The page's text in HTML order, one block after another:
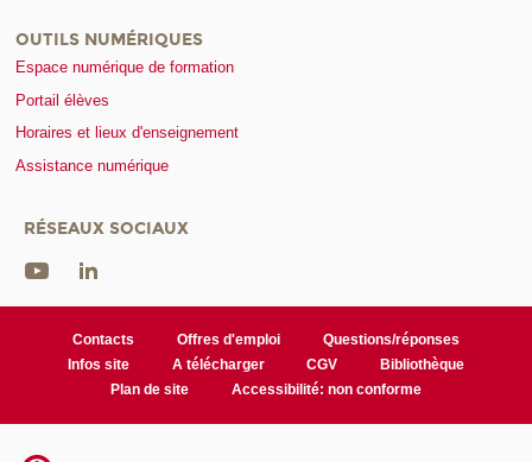
OUTILS NUMÉRIQUES
Espace numérique de formation
Portail élèves
Horaires et lieux d'enseignement
Assistance numérique
RÉSEAUX SOCIAUX
Contacts Offres d'emploi
Questions/réponses
Infos site
A télécharger CGV
Bibliothèque
Plan de site
Accessibilité: non conforme